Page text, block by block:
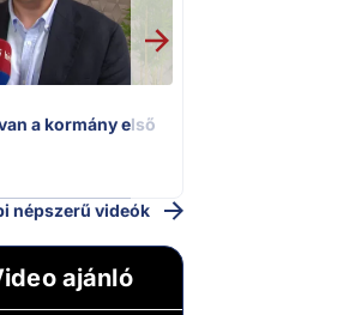
a kormány első
népszerű videók
ajánló